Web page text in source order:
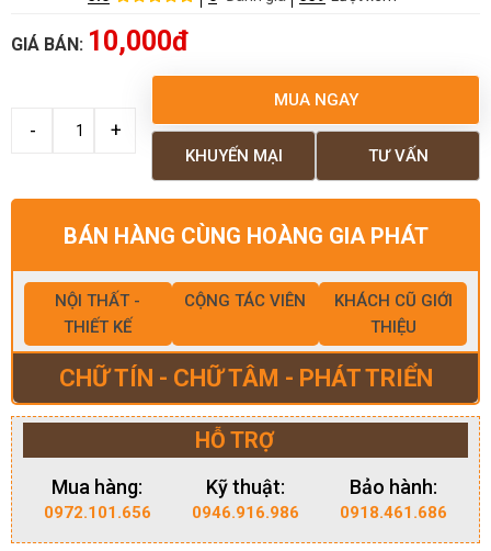
GIÁ BÁN: 10,000đ
MUA NGAY
TƯ VẤN
KHUYẾN MẠI
BÁN HÀNG CÙNG HOÀNG GIA PHÁT
NỘI THẤT -
THIẾT KẾ
CỘNG TÁC VIÊN
KHÁCH CŨ GIỚI
THIỆU
CHỮ TÍN - CHỮ TÂM - PHÁT TRIỂN
HỖ TRỢ
Mua hàng:
0972.101.656
Kỹ thuật:
0946.916.986
Bảo hành:
0918.461.686